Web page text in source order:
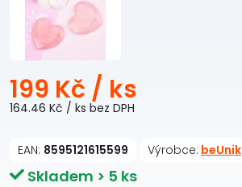
199 Kč / ks
164.46 Kč / ks bez DPH
EAN: 8595121615599 Výrobce: beUnik
Skladem > 5 ks